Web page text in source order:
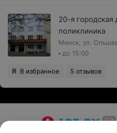
Обращаем ваше
консультация
медицинские услуги
противопоказания и
20-я городская
поликлиника
Минск, ул.
до 15:00
В избранное 5 отзывов